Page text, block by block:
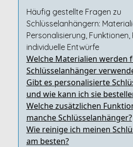
Häufig gestellte Fragen zu
Schlüsselanhängern:
Personalisierung, Funktionen,
individuelle Entwürfe
Welche Materialien werden
Schlüsselanhänger
Gibt es personalisierte
und wie kann ich sie
Welche zusätzlichen
manche Schlüsselanhänger?
Wie reinige ich meinen
am besten?